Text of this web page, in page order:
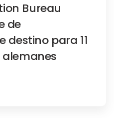
Bureau
de
destino para 11